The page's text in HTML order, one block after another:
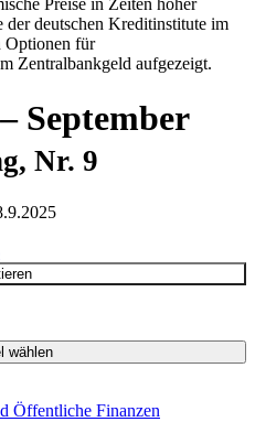
Preise in Zeiten hoher
deutschen Kreditinstitute im
Optionen für
Zentralbankgeld aufgezeigt.
September
Nr. 9
wählen
Öffentliche Finanzen